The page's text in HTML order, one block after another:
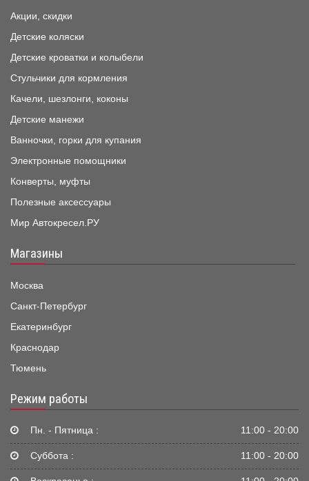
Акции, скидки
Детские коляски
Детские кроватки и колыбели
Стульчики для кормления
Качели, шезлонги, коконы
Детские манежи
Ванночки, горки для купания
Электронные помощники
Конверты, муфты
Полезные аксессуары
Мир Автокресел.РУ
Магазины
Москва
Санкт-Петербург
Екатеринбург
Краснодар
Тюмень
Режим работы
Пн. - Пятница : 11:00 - 20:00
Суббота : 11:00 - 20:00